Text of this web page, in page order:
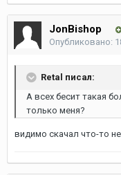
JonBishop
Опубликовано:
Retal писал:
А всех бесит такая
только меня?
видимо скачал что-то